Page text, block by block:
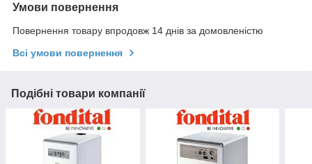
Умови повернення
Повернення товару впродовж 14 днів за домовленістю
Всі умови повернення
Подібні товари компанії